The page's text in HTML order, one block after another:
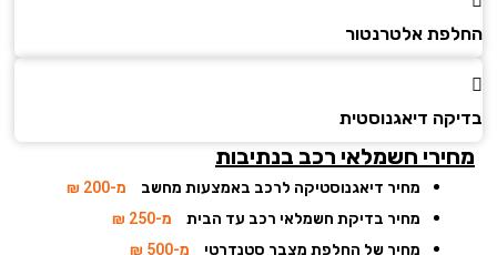
אלטרנטור
דיאגנוסטית
חשמלאי רכב בנתיבות
מחיר דיאגנוסטיקה לרכב באמצעות מחשב
מ-200 ₪
מחיר בדיקת חשמלאי רכב עד הבית
מ-250 ₪
מחיר של החלפת מצבר סטנדרטי
מ-500 ₪